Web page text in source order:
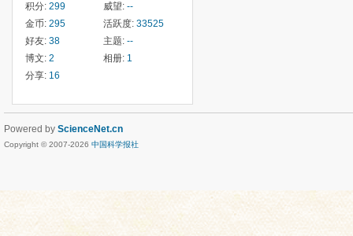
积分: 299 威望: --
金币: 295 活跃度: 33525
好友: 38 主题: --
博文: 2 相册: 1
分享: 16
Powered by ScienceNet.cn
Copyright © 2007-2026 中国科学报社